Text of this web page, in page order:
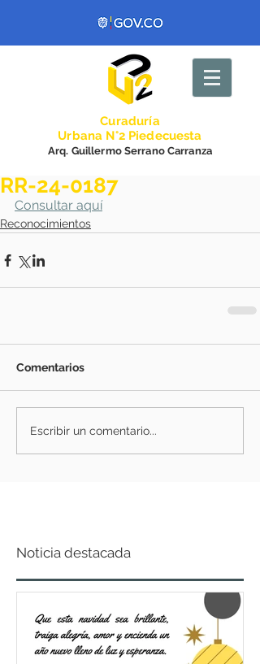
Curaduría
Urbana N°2 Piedecuesta
Arq. Guillermo Serrano Carranza
RR-24-0187
Consultar aquí
Reconocimientos
Comentarios
Escribir un comentario...
Noticia destacada